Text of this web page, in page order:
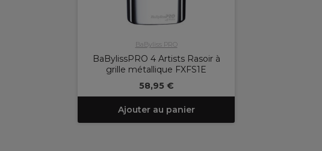
BaByliss PRO
BaBylissPRO 4 Artists Rasoir à
grille métallique FXFS1E
58,95 €
Ajouter au panier